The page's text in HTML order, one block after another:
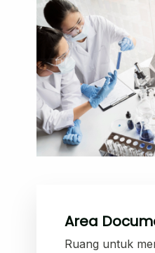
Area
Ruang untuk